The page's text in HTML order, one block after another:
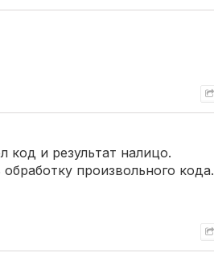
и результат налицо.
произвольного кода.